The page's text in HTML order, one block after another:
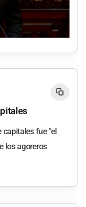
capitales fue "el
los agoreros